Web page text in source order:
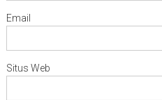
Email
Situs Web